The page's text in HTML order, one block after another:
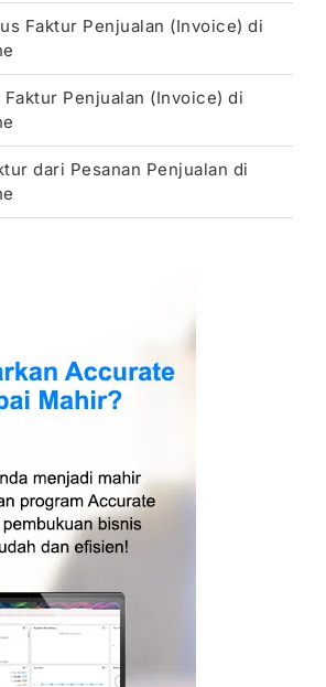
Faktur Penjualan (Invoice) di
Faktur Penjualan (Invoice) di
dari Pesanan Penjualan di